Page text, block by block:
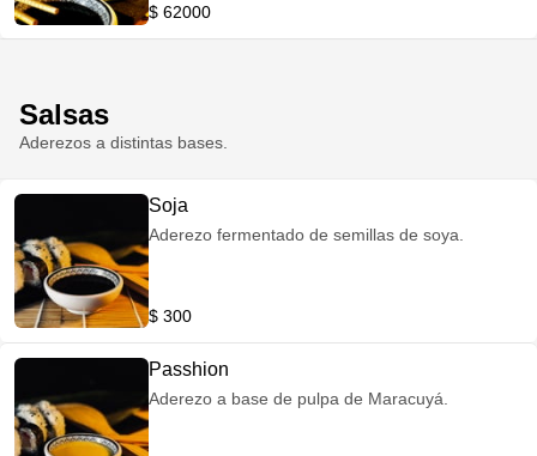
$ 62000
Salsas
Aderezos a distintas bases.
Soja
Aderezo fermentado de semillas de soya.
$ 300
Passhion
Aderezo a base de pulpa de Maracuyá.